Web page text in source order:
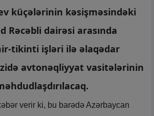
küçələrinin kəsişməsindəki
Rəcəbli dairəsi arasında
tikinti işləri ilə əlaqədar
avtonəqliyyat vasitələrinin
verir ki, bu barədə Azərbaycan